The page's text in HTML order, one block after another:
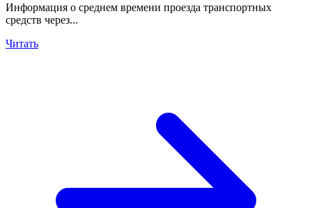
Информация о среднем времени проезда транспортных
средств через...
Читать